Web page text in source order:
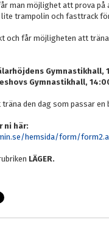
man möjlighet att prova
trampolin och fasttrack
och får möjligheten att
Gymnastikhall,
Gymnastikhall,
träna den dag som passar en
ni här:
hemsida/form/
LÄGER.